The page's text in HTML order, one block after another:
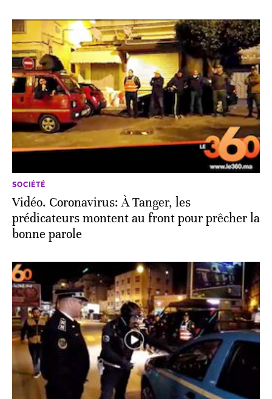
SOCIÉTÉ
Vidéo. Coronavirus: À Tanger, les
prédicateurs montent au front pour prêcher la
bonne parole